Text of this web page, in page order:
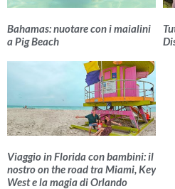
Bahamas: nuotare con i maialini
a Pig Beach
Viaggio in Florida con bambini: il
nostro on the road tra Miami, Key
West e la magia di Orlando